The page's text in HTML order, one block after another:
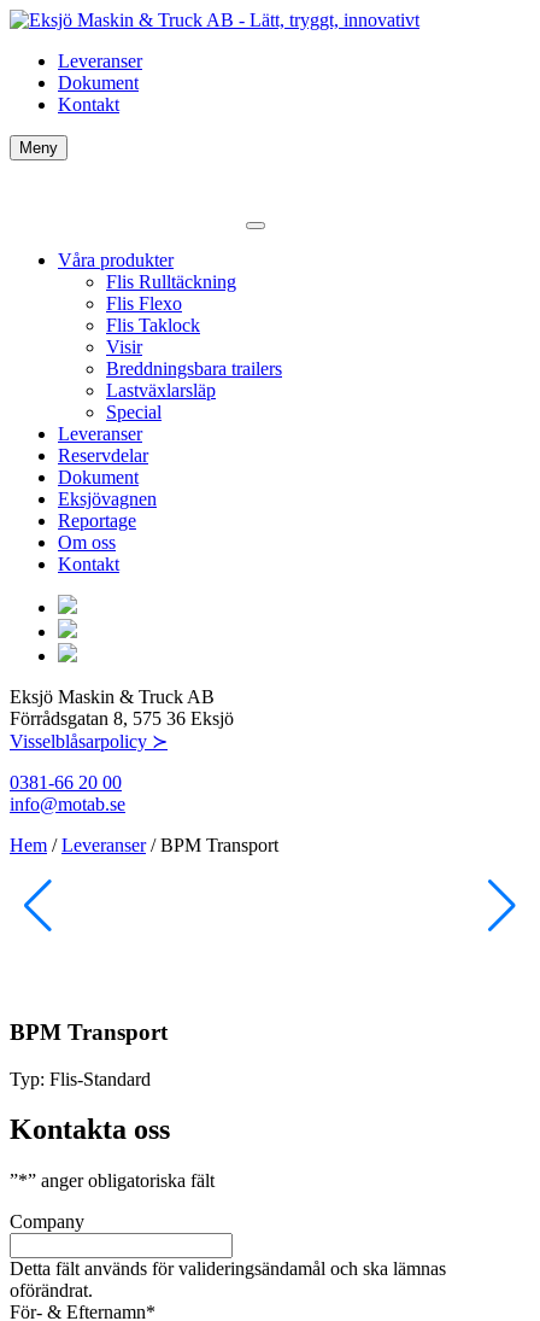
Leveranser
Dokument
Kontakt
Meny
Våra produkter
Flis Rulltäckning
Flis Flexo
Flis Taklock
Visir
Breddningsbara trailers
Lastväxlarsläp
Special
Leveranser
Reservdelar
Dokument
Eksjövagnen
Reportage
Om oss
Kontakt
Eksjö Maskin & Truck AB
Förrådsgatan 8, 575 36 Eksjö
Visselblåsarpolicy ≻
0381-66 20 00
info@motab.se
Hem /Leveranser/BPM Transport
BPM Transport
Typ: Flis-Standard
Kontakta oss
”*” anger obligatoriska fält
Company
Detta fält används för valideringsändamål och ska lämnas
oförändrat.
För- & Efternamn*